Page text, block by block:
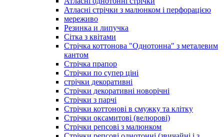
Атласні стрічки з малюнком і перфорацією
мереживо
Резинка и липучка
Сітка з квітами
Стрічка коттонова "Однотонна" з металевим
кантом
Стрічка прапор
Стрічки по супер ціні
стрічки декоративні
Стрічки декоративні новорічні
Стрічки з парчі
Стрічки коттонові в смужку та клітку
Стрічки оксамитові (велюрові)
Стрічки репсові з малюнком